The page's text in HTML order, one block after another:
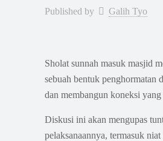
Published by Galih Tyo
Sholat sunnah masuk masjid
sebuah bentuk penghormatan
dan membangun koneksi
Diskusi ini akan mengupas
pelaksanaannya, termasuk